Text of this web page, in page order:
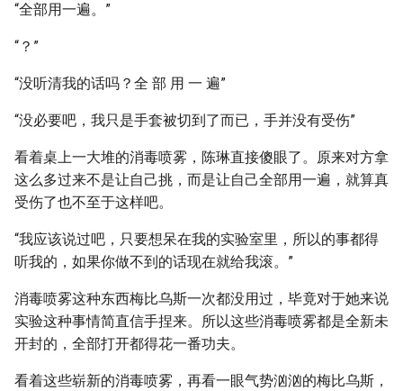
“全部用一遍。”
“？”
“没听清我的话吗？全 部 用 一 遍”
“没必要吧，我只是手套被切到了而已，手并没有受伤”
看着桌上一大堆的消毒喷雾，陈琳直接傻眼了。原来对方拿
这么多过来不是让自己挑，而是让自己全部用一遍，就算真
受伤了也不至于这样吧。
“我应该说过吧，只要想呆在我的实验室里，所以的事都得
听我的，如果你做不到的话现在就给我滚。”
消毒喷雾这种东西梅比乌斯一次都没用过，毕竟对于她来说
实验这种事情简直信手捏来。所以这些消毒喷雾都是全新未
开封的，全部打开都得花一番功夫。
看着这些崭新的消毒喷雾，再看一眼气势汹汹的梅比乌斯，